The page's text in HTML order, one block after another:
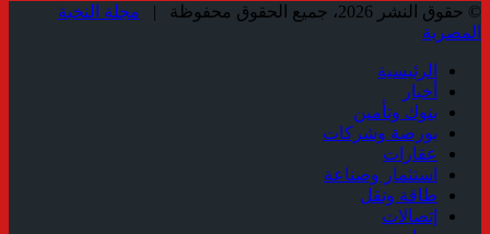
© حقوق النشر 2026، جميع الحقوق محفوظة |
مجلة النخبة
المصرية
الرئيسية
أخبار
بنوك وتأمين
بورصة وشركات
عقارات
استثمار وصناعة
طاقة ونقل
إتصالات